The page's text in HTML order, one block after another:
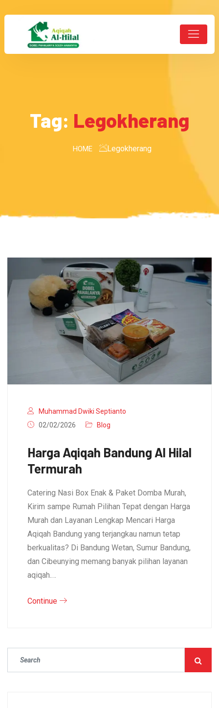
Tag: Legokherang
HOME Legokherang
Muhammad Dwiki Septianto
02/02/2026
Blog
Harga Aqiqah Bandung Al Hilal
Termurah
Catering Nasi Box Enak & Paket Domba Murah,
Kirim sampe Rumah Pilihan Tepat dengan Harga
Murah dan Layanan Lengkap Mencari Harga
Aqiqah Bandung yang terjangkau namun tetap
berkualitas? Di Bandung Wetan, Sumur Bandung,
dan Cibeunying memang banyak pilihan layanan
aqiqah.…
Continue